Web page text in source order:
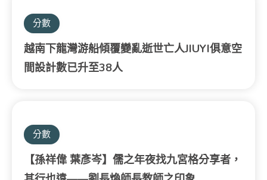
分數
越南下龍灣游船傾覆變亂逝世亡人JIUYI俱意空
間設計數已升至38人
分數
【孫祥偉 葉彥岑】儒之年夜找九宮格分享者，